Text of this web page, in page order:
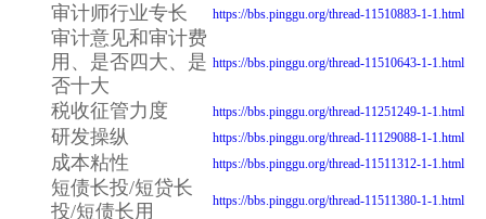
审计师行业专长 https://bbs.pinggu.org/thread-11510883-1-1.html
审计意见和审计费
用、是否四大、是
否十大
https://bbs.pinggu.org/thread-11510643-1-1.html
税收征管力度 https://bbs.pinggu.org/thread-11251249-1-1.html
研发操纵 https://bbs.pinggu.org/thread-11129088-1-1.html
成本粘性 https://bbs.pinggu.org/thread-11511312-1-1.html
短债长投/短贷长
投/短债长用
https://bbs.pinggu.org/thread-11511380-1-1.html